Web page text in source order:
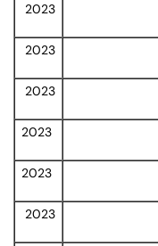
2023
2023
2023
2023
2023
2023